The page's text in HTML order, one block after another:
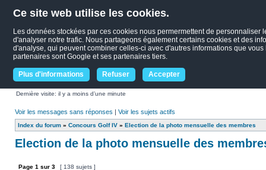
Ce site web utilise les cookies.
Les données stockées par ces cookies nous permermettent de
d'analyser notre trafic. Nous partageons également certains cookies et des
d'analyse, qui peuvent combiner celles-ci avec d'autres informations que
partenaires sont Google et ses partenaires tiers.
Plus d'informations Refuser Accepter
Dernière visite: il y a moins d’une minute
Voir les messages sans réponses | Voir les sujets actifs
Index du forum » Concours Golf IV » Election de la photo mensuelle des membres
Election de la photo mensuelle des
Page 1 sur 3 [ 138 sujets ]